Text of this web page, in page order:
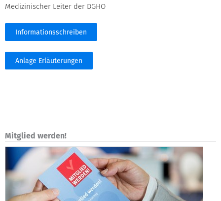
Medizinischer Leiter der DGHO
Informationsschreiben
Anlage Erläuterungen
Mitglied werden!